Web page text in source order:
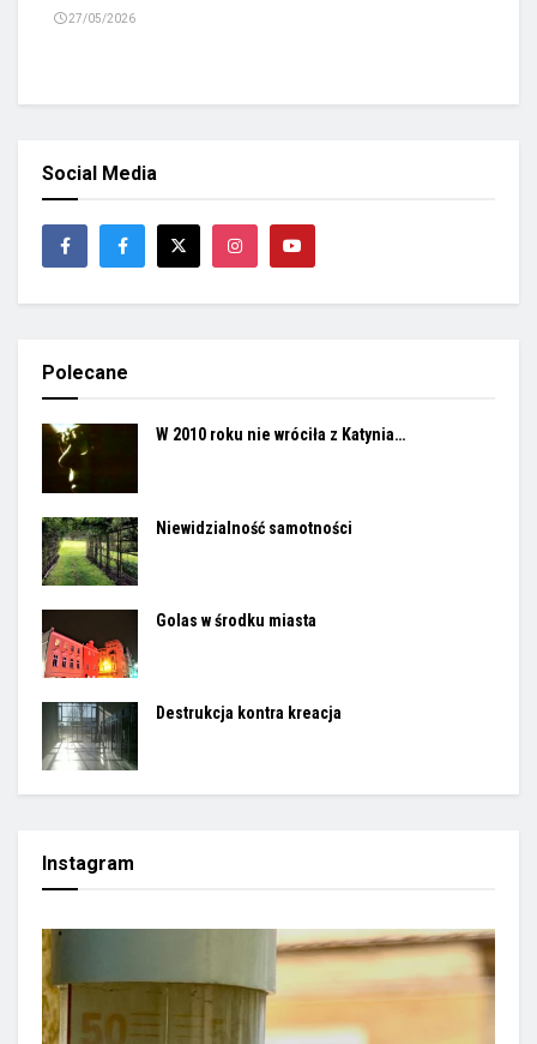
27/05/2026
Social Media
Polecane
W 2010 roku nie wróciła z Katynia…
Niewidzialność samotności
Golas w środku miasta
Destrukcja kontra kreacja
Instagram